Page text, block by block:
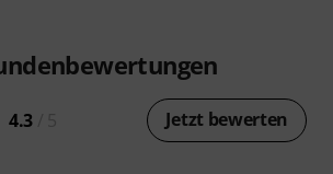
4.3 Jetzt bewerten